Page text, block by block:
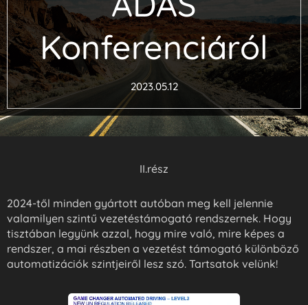
Konferenciáról
2023.05.12
II.rész
2024-től minden gyártott autóban meg kell jelennie
valamilyen szintű vezetéstámogató rendszernek. Hogy
tisztában legyünk azzal, hogy mire való, mire képes a
rendszer, a mai részben a vezetést támogató különböző
automatizációk szintjeiről lesz szó. Tartsatok velünk!